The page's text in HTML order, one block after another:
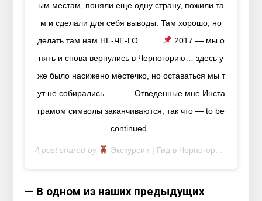
ым местам, поняли еще одну страну, пожили та
м и сделали для себя выводы. Там хорошо, но
делать там нам НЕ-ЧЕ-ГО.⠀ ⠀⠀
2017 — мы о
пять и снова вернулись в Черногорию… здесь у
же было насижено местечко, но оставаться мы т
ут не собирались…⠀ ⠀⠀ Отведенные мне Инста
грамом символы заканчиваются, так что — to be
continued..
A post shared by Экскурсии | Гид в Черногории
— В одном из наших предыдущих